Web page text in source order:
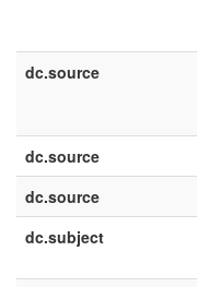
dc.source
dc.source
dc.source
dc.subject